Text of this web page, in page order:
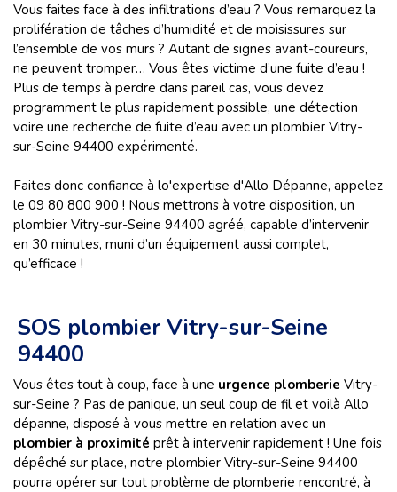
Vous faites face à des infiltrations d’eau ? Vous remarquez la
prolifération de tâches d’humidité et de moisissures sur
l’ensemble de vos murs ? Autant de signes avant-coureurs,
ne peuvent tromper… Vous êtes victime d’une fuite d’eau !
Plus de temps à perdre dans pareil cas, vous devez
programment le plus rapidement possible, une détection
voire une recherche de fuite d’eau avec un plombier Vitry-
sur-Seine 94400 expérimenté.
Faites donc confiance à lo'expertise d'Allo Dépanne, appelez
le 09 80 800 900 ! Nous mettrons à votre disposition, un
plombier Vitry-sur-Seine 94400 agréé, capable d’intervenir
en 30 minutes, muni d’un équipement aussi complet,
qu’efficace !
SOS plombier Vitry-sur-Seine
94400
Vous êtes tout à coup, face à une urgence plomberie Vitry-
sur-Seine ? Pas de panique, un seul coup de fil et voilà Allo
dépanne, disposé à vous mettre en relation avec un
plombier à proximité prêt à intervenir rapidement ! Une fois
dépêché sur place, notre plombier Vitry-sur-Seine 94400
pourra opérer sur tout problème de plomberie rencontré, à